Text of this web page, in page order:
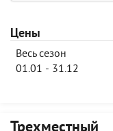
Цены
Весь сезон
01.01 - 31.12